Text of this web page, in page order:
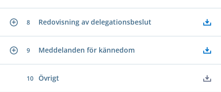
8 Redovisning av delegationsbeslut
9 Meddelanden för kännedom
10 Övrigt